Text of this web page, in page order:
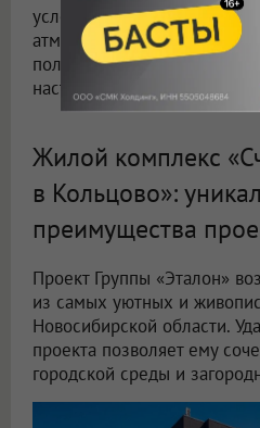
условия. Кроме того, для
атмосфера наукоградов
полузакрытых,
настоящим антистрессом.
Жилой комплекс
в Кольцово»:
преимущества
Проект Группы «Эталон»
из самых уютных и
Новосибирской области.
проекта позволяет ему
городской среды и